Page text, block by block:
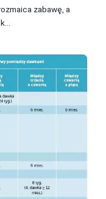
zabawę, a